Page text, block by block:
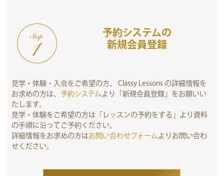
予約システムの
新規会員登録
見学・体験・入会をご希望の方、
Classy Lessons の詳細情報を
お求めの方は、予約システムより「新規会員登録」をお願いい
たします。
見学・体験をご希望の方は「レッスンの予約をする」より資料
の手順に沿ってご予約ください。
詳細情報をお求めの方はお問い合わせフォームよりお問い合わ
せください。